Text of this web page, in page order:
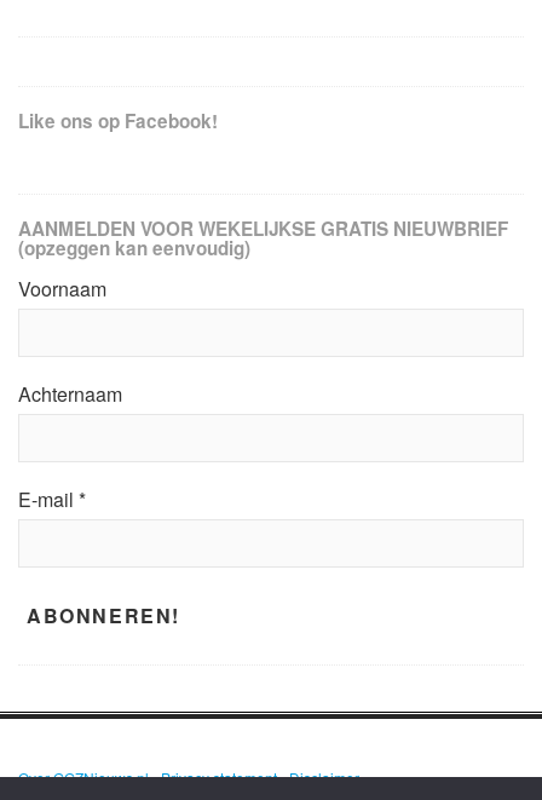
Like ons op Facebook!
AANMELDEN VOOR WEKELIJKSE GRATIS NIEUWBRIEF
(opzeggen kan eenvoudig)
Voornaam
Achternaam
E-mail *
Over GGZNieuws.nl•Privacy statement•Disclaimer